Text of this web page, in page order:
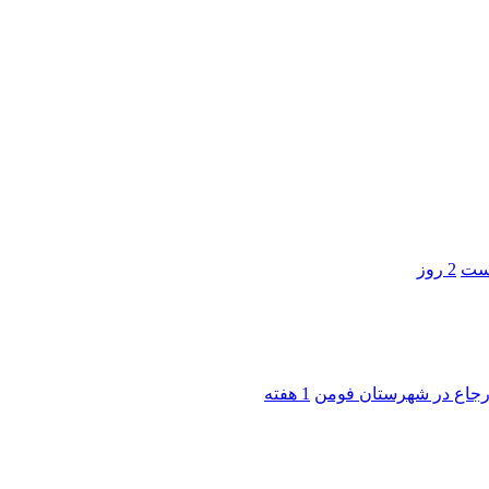
2 روز
ارجاع در شهرستان فومن 1 هفته